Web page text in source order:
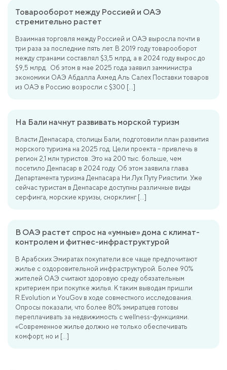
Товарооборот между Россией и ОАЭ
стремительно растет
Взаимная торговля между Россией и ОАЭ выросла почти в
три раза за последние пять лет. В 2019 году товарооборот
между странами составлял $3,5 млрд, а в 2024 году вырос до
$9,5 млрд. Об этом в мае 2025 года заявил замминистра
экономики ОАЭ Абдалла Ахмед Аль Салех Поставки товаров
из ОАЭ в Россию возросли с $300 […]
На Бали начнут развивать морской туризм
Власти Денпасара, столицы Бали, подготовили план развития
морского туризма на 2025 год. Цели проекта – привлечь в
регион 2,1 млн туристов. Это на 200 тыс. больше, чем
посетило Денпасар в 2024 году. Об этом заявила глава
Департамента туризма Денпасара Ни Лух Путу Риястити. Уже
сейчас туристам в Денпасаре доступны различные виды
серфинга, морские круизы, снорклинг […]
В ОАЭ растет спрос на «умные» дома с климат-
контролем и фитнес-инфраструктурой
В Арабских Эмиратах покупатели все чаще предпочитают
жилье с оздоровительной инфраструктурой. Более 90%
жителей ОАЭ считают здоровую среду обязательным
критерием при покупке жилья. К таким выводам пришли
R.Evolution и YouGov в ходе совместного исследования.
Опросы показали, что более 80% эмиратцев готовы
переплачивать за недвижимость с wellness-функциями.
«Современное жилье должно не только обеспечивать
комфорт, но и […]